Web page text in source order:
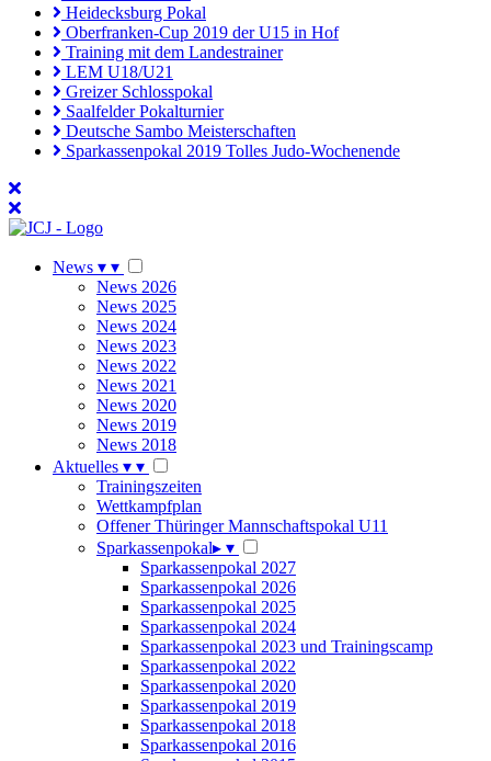
Heidecksburg Pokal
Oberfranken-Cup 2019 der U15 in Hof
Training mit dem Landestrainer
LEM U18/U21
Greizer Schlosspokal
Saalfelder Pokalturnier
Deutsche Sambo Meisterschaften
Sparkassenpokal 2019 Tolles Judo-Wochenende
News ▾ ▾
News 2026
News 2025
News 2024
News 2023
News 2022
News 2021
News 2020
News 2019
News 2018
Aktuelles ▾ ▾
Trainingszeiten
Wettkampfplan
Offener Thüringer Mannschaftspokal U11
Sparkassenpokal▸ ▾
Sparkassenpokal 2027
Sparkassenpokal 2026
Sparkassenpokal 2025
Sparkassenpokal 2024
Sparkassenpokal 2023 und Trainingscamp
Sparkassenpokal 2022
Sparkassenpokal 2020
Sparkassenpokal 2019
Sparkassenpokal 2018
Sparkassenpokal 2016